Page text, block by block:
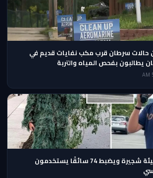
بلاغ عن حالات سرطان قرب مكب نفايات قديم في
يطالبون بفحص المياه والتربة
شرطي يتنكر في هيئة شجيرة ويضبط 74 سائقًا يستخدمون